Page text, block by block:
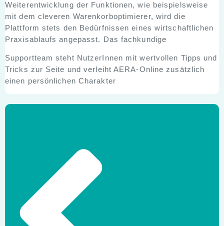
Weiterentwicklung der Funktionen, wie beispielsweise
mit dem cleveren Warenkorboptimierer, wird die
Plattform stets den Bedürfnissen eines wirtschaftlichen
Praxisablaufs angepasst. Das fachkundige
Supportteam steht NutzerInnen mit wertvollen Tipps und
Tricks zur Seite und verleiht AERA-Online zusätzlich
einen persönlichen Charakter